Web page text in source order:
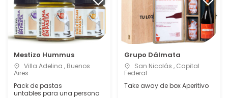
Mestizo Hummus
Villa Adelina , Buenos
Aires
Pack de pastas
untables para una persona
Grupo Dálmata
San Nicolás , Capital
Federal
Take away de box Aperitivo